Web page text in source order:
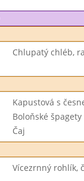
Chlupatý chléb,
Kapustová s
Boloňské
Čaj
Vícezrnný rohlík,